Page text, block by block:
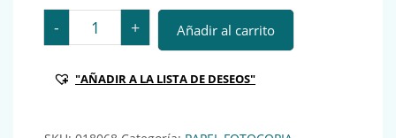
- Papel Navigator A4 Colour Documents 120g cantidad
+ Añadir al carrito
"AÑADIR A LA LISTA DE DESEOS"